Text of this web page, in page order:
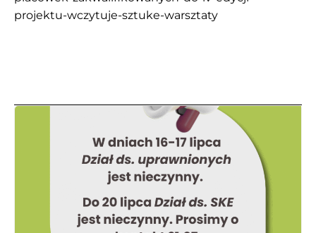
projektu-wczytuje-sztuke-warsztaty